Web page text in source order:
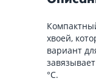
хвоей,
вариант
°С.